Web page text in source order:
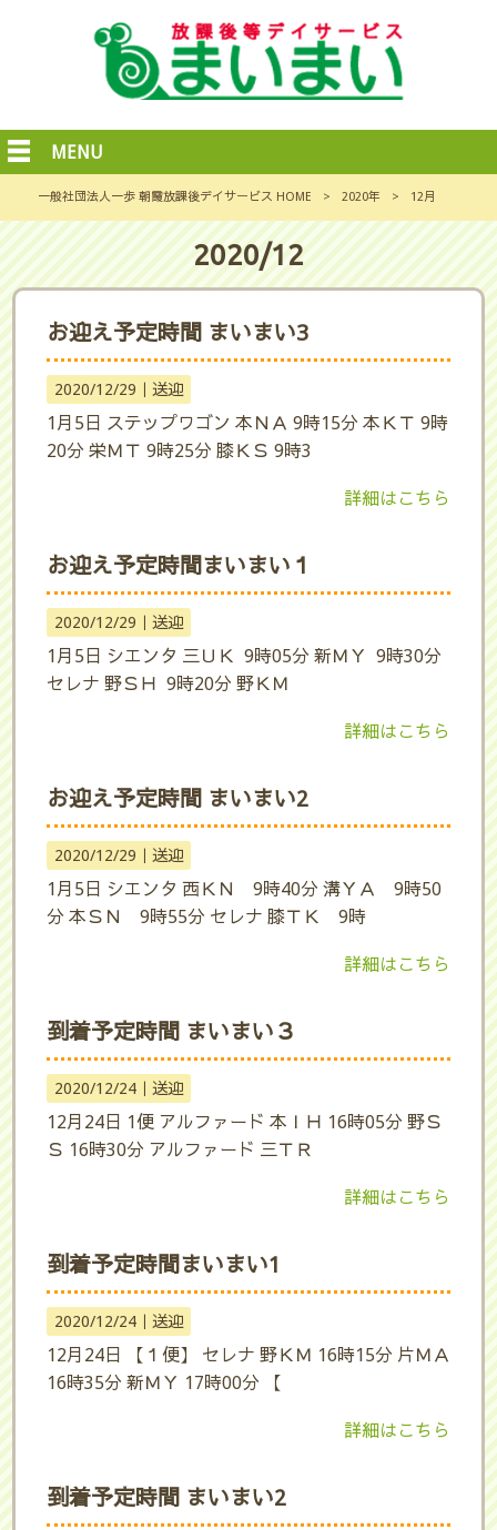
MENU
一般社団法人一歩 朝霞放課後デイサービス HOME > 2020年 > 12月
2020/12
お迎え予定時間 まいまい3
2020/12/29｜ 送迎
1月5日 ステップワゴン 本ＮＡ 9時15分 本ＫＴ 9時
20分 栄ＭＴ 9時25分 膝ＫＳ 9時3
詳細はこちら
お迎え予定時間まいまい１
2020/12/29｜ 送迎
1月5日 シエンタ 三ＵＫ 9時05分 新ＭＹ 9時30分
セレナ 野ＳＨ 9時20分 野ＫＭ
詳細はこちら
お迎え予定時間 まいまい2
2020/12/29｜ 送迎
1月5日 シエンタ 西ＫＮ 9時40分 溝ＹＡ 9時50
分 本ＳＮ 9時55分 セレナ 膝ＴＫ 9時
詳細はこちら
到着予定時間 まいまい３
2020/12/24｜ 送迎
12月24日 1便 アルファード 本ＩＨ 16時05分 野Ｓ
Ｓ 16時30分 アルファード 三ＴＲ
詳細はこちら
到着予定時間まいまい1
2020/12/24｜ 送迎
12月24日 【１便】 セレナ 野ＫＭ 16時15分 片ＭＡ
16時35分 新ＭＹ 17時00分 【
詳細はこちら
到着予定時間 まいまい2